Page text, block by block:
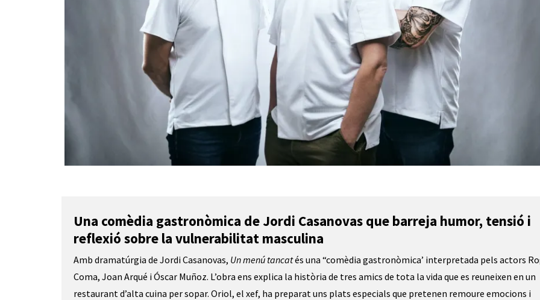
Una comèdia gastronòmica de Jordi Casanovas que barreja humor, tensió i
reflexió sobre la vulnerabilitat masculina
Amb dramatúrgia de Jordi Casanovas, Un menú tancat és una “comèdia gastronòmica’ interpretada pels actors
Coma, Joan Arqué i Óscar Muñoz. L’obra ens explica la història de tres amics de tota la vida que es reuneixen en un
restaurant d’alta cuina per sopar. Oriol, el xef, ha preparat uns plats especials que pretenen remoure emocions i